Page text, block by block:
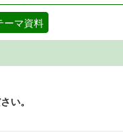
ーマ資料
い。